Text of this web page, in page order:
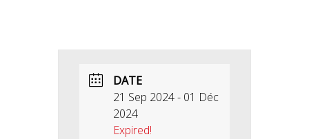
DATE
21 Sep 2024- 01 Déc
2024
Expired!